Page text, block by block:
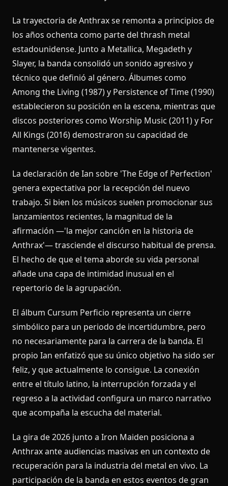
La trayectoria de Anthrax se remonta a principios de
los años ochenta como parte del thrash metal
estadounidense. Junto a Metallica, Megadeth y
Slayer, la banda consolidó un sonido agresivo y
técnico que definió al género. Álbumes como
Among the Living (1987) y Persistence of Time (1990)
establecieron su posición en la escena, mientras que
discos posteriores como Worship Music (2011) y For
All Kings (2016) demostraron su capacidad de
mantenerse vigentes.
La declaración de Ian sobre 'The Edge of Perfection'
genera expectativa por la recepción del nuevo
trabajo. Si bien los músicos suelen promocionar sus
lanzamientos recientes, la magnitud de la
afirmación —'la mejor canción en la historia de
Anthrax'— trasciende el discurso habitual de prensa.
El hecho de que el tema aborde su vida personal
añade una capa de intimidad inusual en el
repertorio de la agrupación.
El álbum Cursum Perficio representa un cierre
simbólico para un periodo de incertidumbre, pero
no necesariamente para la carrera de la banda. El
propio Ian enfatizó que su único objetivo ha sido ser
feliz, y que actualmente lo consigue. La conexión
entre el título latino, la interrupción forzada y el
regreso a la actividad configura un marco narrativo
que acompaña la escucha del material.
La gira de 2026 junto a Iron Maiden posiciona a
Anthrax ante audiencias masivas en un contexto de
recuperación para la industria del metal en vivo. La
participación de la banda en estos eventos de gran